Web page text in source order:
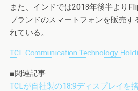
また、インドでは2018年後半より
ブランドのスマートフォンを販売す
れている。
TCL Communication Technology
■関連記事
TCLが自社製の18:9ディスプレイを